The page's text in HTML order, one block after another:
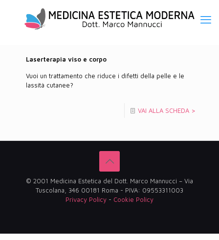
Laserterapia viso e corpo
Vuoi un trattamento che riduce i difetti della pelle e le
lassità cutanee?
VAI ALLA SCHEDA >
© 2001 Medicina Estetica del Dott. Marco Mannucci – Via
Tuscolana, 346 00181 Roma - PIVA: 09553311003
Privacy Policy - Cookie Policy